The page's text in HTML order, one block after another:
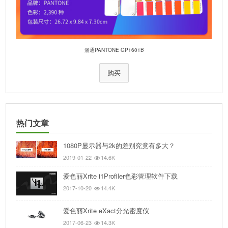
潘通PANTONE GP1601B
购买
热门文章
1080P显示器与2k的差别究竟有多大？
2019-01-22 14.6K
爱色丽Xrite i1Profiler色彩管理软件下载
2017-10-20 14.4K
爱色丽Xrite eXact分光密度仪
2017-06-23 14.3K